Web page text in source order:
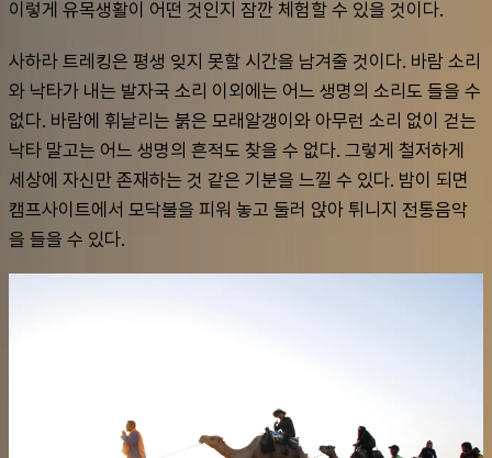
이렇게 유목생활이 어떤 것인지 잠깐 체험할 수 있을 것이다.
사하라 트레킹은 평생 잊지 못할 시간을 남겨줄 것이다. 바람 소리
와 낙타가 내는 발자국 소리 이외에는 어느 생명의 소리도 들을 수
없다. 바람에 휘날리는 붉은 모래알갱이와 아무런 소리 없이 걷는
낙타 말고는 어느 생명의 흔적도 찾을 수 없다. 그렇게 철저하게
세상에 자신만 존재하는 것 같은 기분을 느낄 수 있다. 밤이 되면
캠프사이트에서 모닥불을 피워 놓고 둘러 앉아 튀니지 전통음악
을 들을 수 있다.